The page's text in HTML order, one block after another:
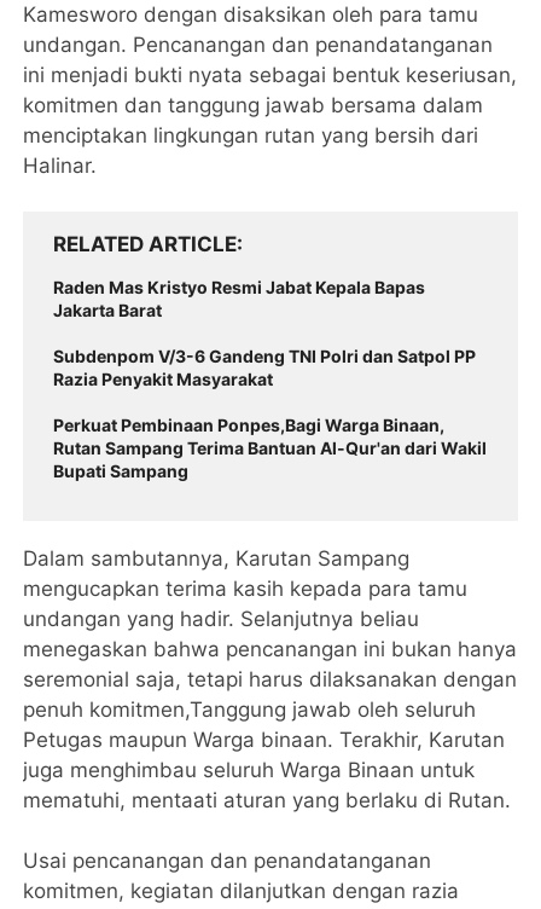
Kamesworo dengan disaksikan oleh para tamu
undangan. Pencanangan dan penandatanganan
ini menjadi bukti nyata sebagai bentuk keseriusan,
komitmen dan tanggung jawab bersama dalam
menciptakan lingkungan rutan yang bersih dari
Halinar.
RELATED ARTICLE
Raden Mas Kristyo Resmi Jabat Kepala Bapas
Jakarta Barat
Subdenpom V/3-6 Gandeng TNI Polri dan Satpol PP
Razia Penyakit Masyarakat
Perkuat Pembinaan Ponpes,Bagi Warga Binaan,
Rutan Sampang Terima Bantuan Al-Qur'an dari Wakil
Bupati Sampang
Dalam sambutannya, Karutan Sampang
mengucapkan terima kasih kepada para tamu
undangan yang hadir. Selanjutnya beliau
menegaskan bahwa pencanangan ini bukan hanya
seremonial saja, tetapi harus dilaksanakan dengan
penuh komitmen,Tanggung jawab oleh seluruh
Petugas maupun Warga binaan. Terakhir, Karutan
juga menghimbau seluruh Warga Binaan untuk
mematuhi, mentaati aturan yang berlaku di Rutan.
Usai pencanangan dan penandatanganan
komitmen, kegiatan dilanjutkan dengan razia